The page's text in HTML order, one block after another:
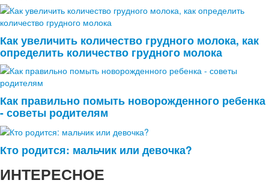
Как увеличить количество грудного молока, как
определить количество грудного молока
Как правильно помыть новорожденного ребенка
- советы родителям
Кто родится: мальчик или девочка?
ИНТЕРЕСНОЕ